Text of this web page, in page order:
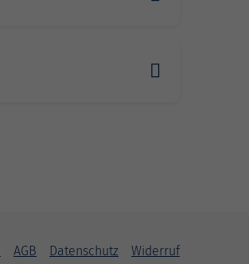
AGB Datenschutz Widerruf